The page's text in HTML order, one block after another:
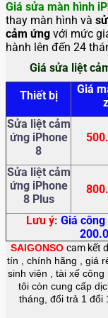
Giá sửa màn hình
thay màn hình và
cảm ứng với mức
hành lên đến 24
Giá sửa liệt
Thiết bị
Giá
Sửa liệt cảm
ứng iPhone
8
Sửa liệt cảm
ứng iPhone
8 Plus
Lưu ý: Giá
SAIGONSO cam kết
tín , chính hãng , giá
sinh viên , tài xế
tôi còn cung cấp
tháng, đổi trả 1 đổi